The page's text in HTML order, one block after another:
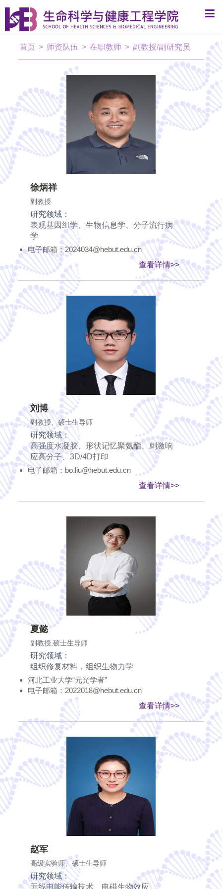
首页 > 师资队伍 > 在职教师 > 副教授/副研究员
徐炳祥
副教授
研究领域：
表观基因组学、生物信息学、分子流行病
学
电子邮箱：2024034@hebut.edu.cn
查看详情>>
刘博
副教授、硕士生导师
研究领域：
高强度水凝胶、形状记忆聚氨酯、刺激响
应高分子、3D/4D打印
电子邮箱：bo.liu@hebut.edu.cn
查看详情>>
夏懿
副教授,硕士生导师
研究领域：
组织修复材料，组织生物力学
河北工业大学“元光学者”
电子邮箱：2022018@hebut.edu.cn
查看详情>>
赵军
高级实验师、硕士生导师
研究领域：
无线电能传输技术、电磁生物效应